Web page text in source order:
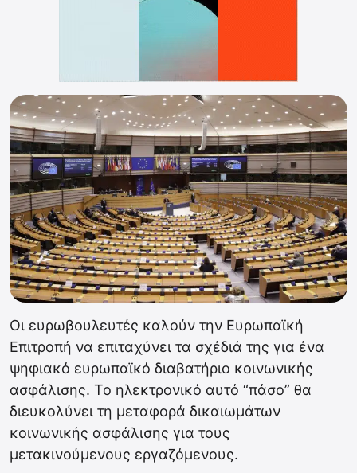
Οι ευρωβουλευτές καλούν την Ευρωπαϊκή
Επιτροπή να επιταχύνει τα σχέδιά της για ένα
ψηφιακό ευρωπαϊκό διαβατήριο κοινωνικής
ασφάλισης. Το ηλεκτρονικό αυτό “πάσο” θα
διευκολύνει τη μεταφορά δικαιωμάτων
κοινωνικής ασφάλισης για τους
μετακινούμενους εργαζόμενους.